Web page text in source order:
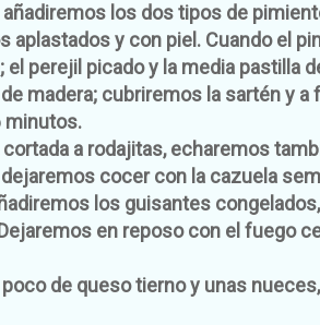
los dos tipos de
y con piel. Cuando el
perejil picado y la media pastilla
madera; cubriremos la sartén y a
minutos.
a rodajitas, echaremos
cocer con la cazuela
los guisantes
en reposo con el fuego
de queso tierno y unas nueces,